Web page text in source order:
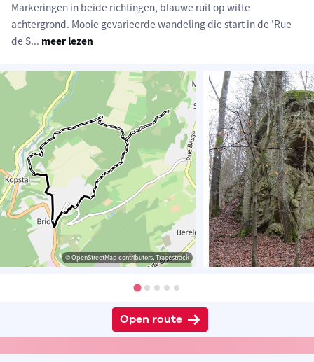
Markeringen in beide richtingen, blauwe ruit op witte
achtergrond. Mooie gevarieerde wandeling die start in de 'Rue
de S... meer lezen
© OpenStreetMap contributors, Tracestrack
Open route